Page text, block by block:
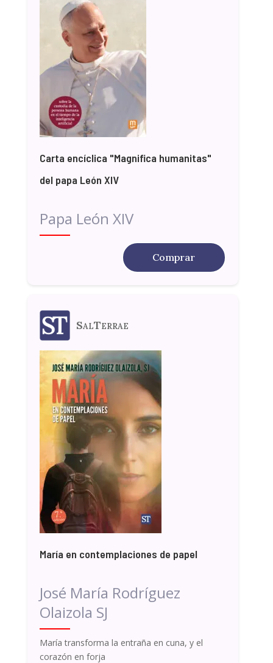
Carta encíclica "Magnifica humanitas"
del papa León XIV
Papa León XIV
Comprar
SalTerrae
María en contemplaciones de papel
José María Rodríguez
Olaizola SJ
María transforma la entraña en cuna, y el
corazón en forja